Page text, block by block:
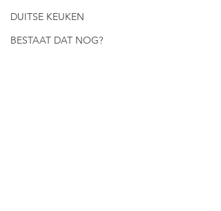
DUITSE KEUKEN
BESTAAT DAT NOG?